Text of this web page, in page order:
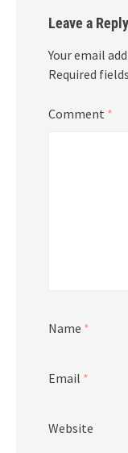
Leave a Reply
Your email
Required
Comment *
Name *
Email *
Website